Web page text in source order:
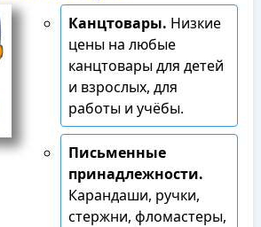
Канцтовары. Низкие
цены на любые
канцтовары для детей
и взрослых, для
работы и учёбы.
Письменные
принадлежности.
Карандаши, ручки,
стержни, фломастеры,